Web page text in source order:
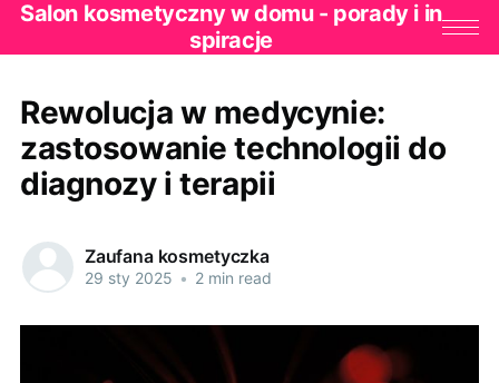
Salon kosmetyczny w domu - porady i in
spiracje
Rewolucja w medycynie:
zastosowanie technologii do
diagnozy i terapii
Zaufana kosmetyczka
29 sty 2025 • 2 min read